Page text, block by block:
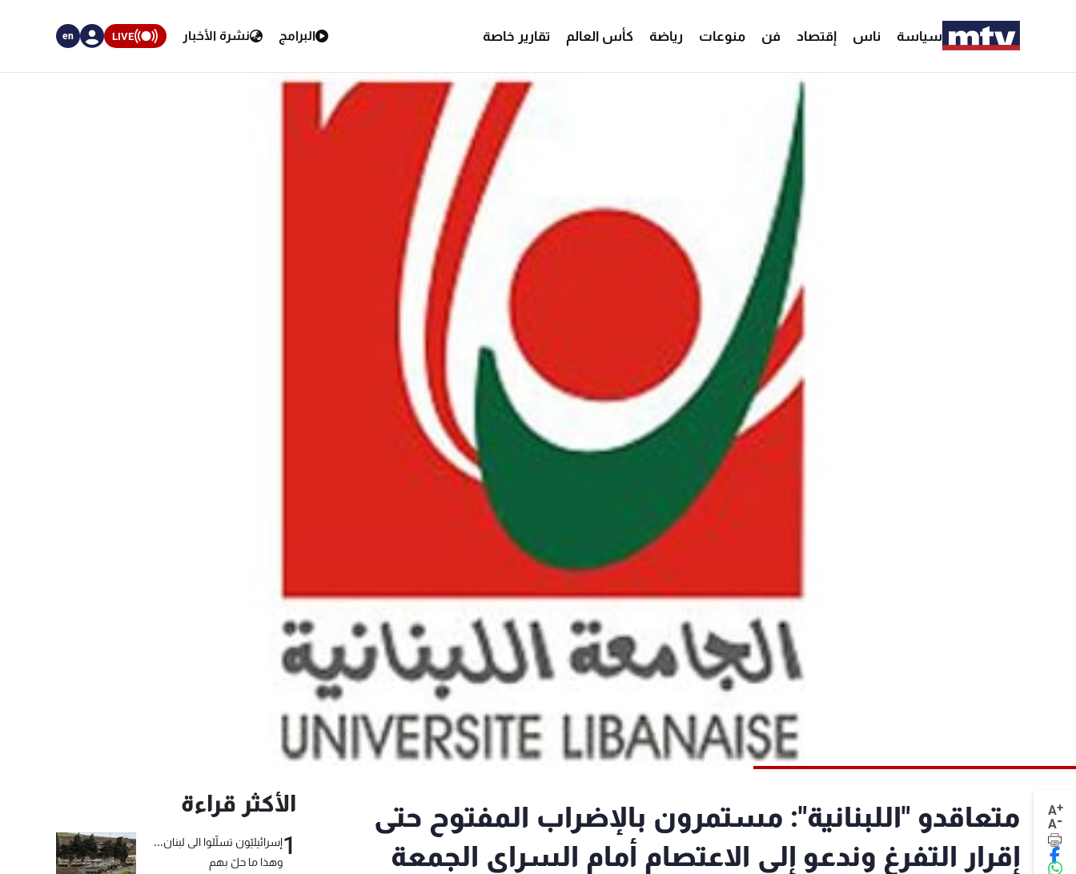
سياسة ناس إقتصاد فن منوعات رياضة كأس العالم تقارير خاصة البرامج نشرة الأخبار LIVE
en
A+
A-
متعاقدو "اللبنانية": مستمرون بالإضراب المفتوح حتى
إقرار التفرغ وندعو إلى الاعتصام أمام السراي الجمعة
الأكثر قراءة
1إسرائيليّون تسلّلوا الى لبنان...
وهذا ما حلّ بهم